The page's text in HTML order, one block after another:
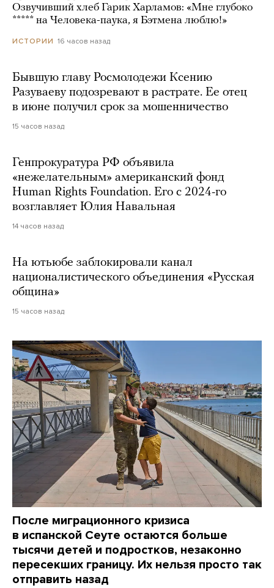
Озвучивший хлеб Гарик Харламов: «Мне глубоко
***** на Человека-паука, я Бэтмена люблю!»
ИСТОРИИ 16 часов назад
Бывшую главу Росмолодежи Ксению
Разуваеву подозревают в растрате. Ее отец
в июне получил срок за мошенничество
15 часов назад
Генпрокуратура РФ объявила
«нежелательным» американский фонд
Human Rights Foundation. Его с 2024-го
возглавляет Юлия Навальная
14 часов назад
На ютьюбе заблокировали канал
националистического объединения «Русская
община»
15 часов назад
После миграционного кризиса
в испанской Сеуте остаются больше
тысячи детей и подростков, незаконно
пересекших границу. Их нельзя просто так
отправить назад